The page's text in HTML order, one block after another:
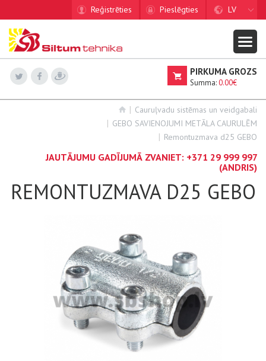
Reģistrēties Pieslēgties LV
PIRKUMA GROZS
Summa:0.00€
Cauruļvadu sistēmas un veidgabali
GEBO SAVIENOJUMI METĀLA CAURULĒM
Remontuzmava d25 GEBO
JAUTĀJUMU GADĪJUMĀ ZVANIET: +371 29 999 997
(ANDRIS)
REMONTUZMAVA D25 GEBO